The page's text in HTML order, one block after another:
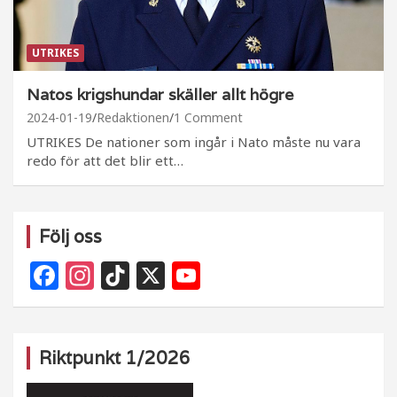
UTRIKES
Natos krigshundar skäller allt högre
2024-01-19 Redaktionen 1 Comment
UTRIKES De nationer som ingår i Nato måste nu vara
redo för att det blir ett…
Följ oss
F
a
e
b
In
st
g
ra
Ti
k
o
k
X
o
Riktpunkt 1/2026